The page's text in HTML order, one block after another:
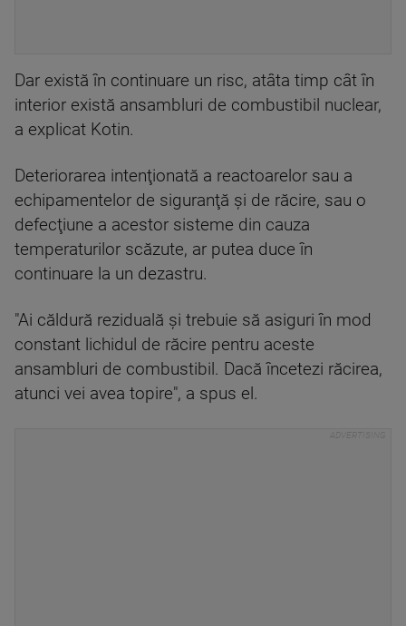
Dar există în continuare un risc, atâta timp cât în
interior există ansambluri de combustibil nuclear,
a explicat Kotin.
Deteriorarea intenţionată a reactoarelor sau a
echipamentelor de siguranţă şi de răcire, sau o
defecţiune a acestor sisteme din cauza
temperaturilor scăzute, ar putea duce în
continuare la un dezastru.
"Ai căldură reziduală şi trebuie să asiguri în mod
constant lichidul de răcire pentru aceste
ansambluri de combustibil. Dacă încetezi răcirea,
atunci vei avea topire", a spus el.